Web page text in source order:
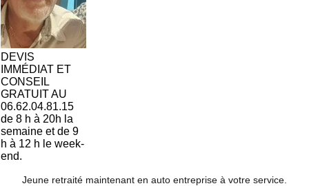
DEVIS
IMMÉDIAT ET
CONSEIL
GRATUIT AU
06.62.04.81.15
de 8 h à 20h la
semaine et de 9
h à 12 h le week-
end.
Jeune retraité maintenant en auto entreprise à votre service.